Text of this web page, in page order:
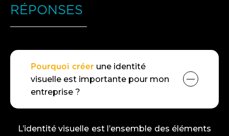
RÉPONSES
Pourquoi créer une identité
visuelle est importante pour mon
entreprise ?
L’identité visuelle est l’ensemble des éléments